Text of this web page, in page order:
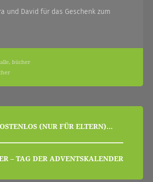
und David für das Geschenk zum
alle, bücher
(NUR FÜR ELTERN)…
– TAG DER ADVENTSKALENDER